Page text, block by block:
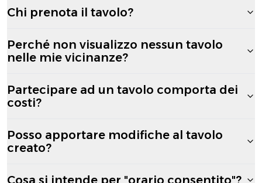
Chi prenota il tavolo?
Perché non visualizzo nessun tavolo
nelle mie vicinanze?
Partecipare ad un tavolo comporta dei
costi?
Posso apportare modifiche al tavolo
creato?
Cosa si intende per "orario consentito"?